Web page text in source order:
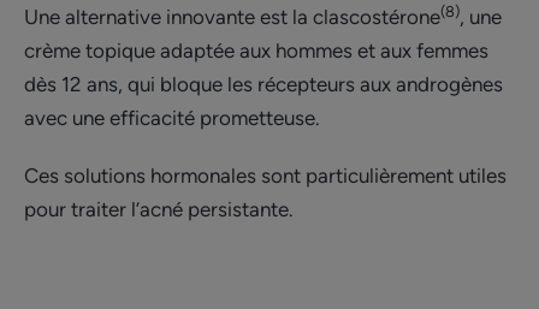
Une alternative innovante est la clascostérone(8), une
crème topique adaptée aux hommes et aux femmes
dès 12 ans, qui bloque les récepteurs aux androgènes
avec une efficacité prometteuse.
Ces solutions hormonales sont particulièrement utiles
pour traiter l’acné persistante.